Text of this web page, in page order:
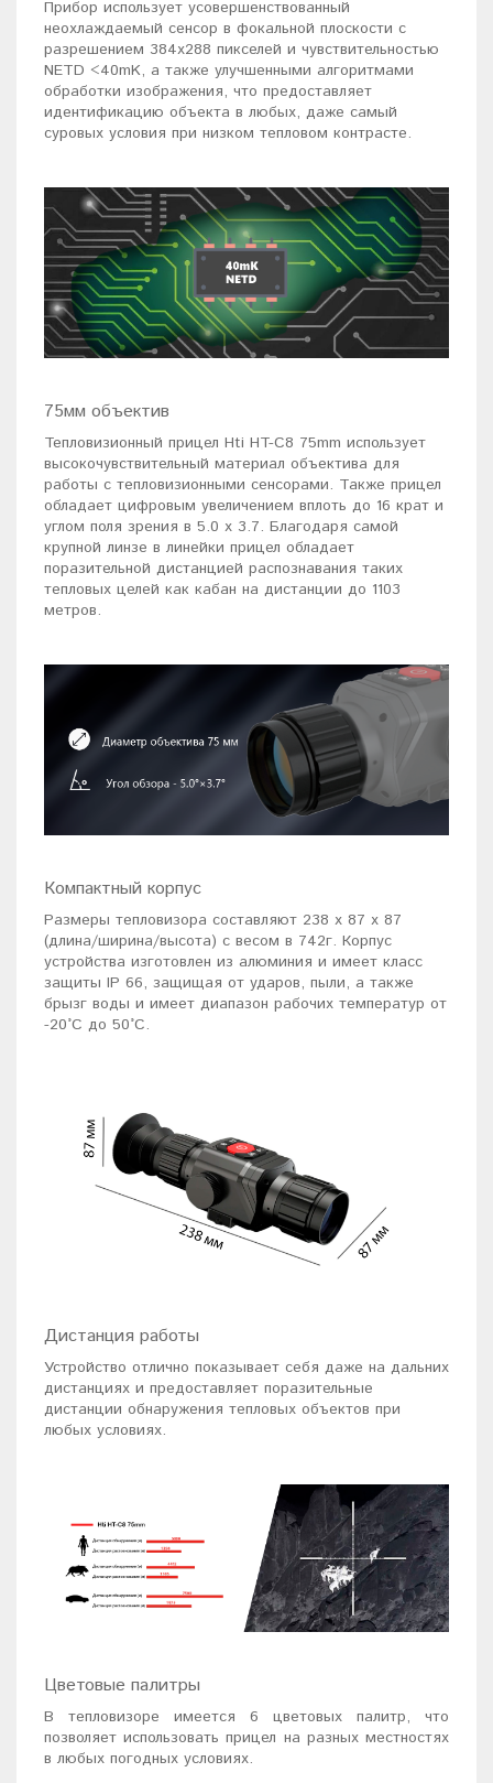
Прибор использует усовершенствованный
неохлаждаемый сенсор в фокальной плоскости с
разрешением 384х288 пикселей и чувствительностью
NETD <40mK, а также улучшенными алгоритмами
обработки изображения, что предоставляет
идентификацию объекта в любых, даже самый
суровых условия при низком тепловом контрасте.
75мм объектив
Тепловизионный прицел Hti HT-C8 75mm использует
высокочувствительный материал объектива для
работы с тепловизионными сенсорами. Также прицел
обладает цифровым увеличением вплоть до 16 крат и
углом поля зрения в 5.0 х 3.7. Благодаря самой
крупной линзе в линейки прицел обладает
поразительной дистанцией распознавания таких
тепловых целей как кабан на дистанции до 1103
метров.
Компактный корпус
Размеры тепловизора составляют 238 х 87 х 87
(длина/ширина/высота) с весом в 742г. Корпус
устройства изготовлен из алюминия и имеет класс
защиты IP 66, защищая от ударов, пыли, а также
брызг воды и имеет диапазон рабочих температур от
-20°C до 50°C.
Дистанция работы
Устройство отлично показывает себя даже на дальних
дистанциях и предоставляет поразительные
дистанции обнаружения тепловых объектов при
любых условиях.
Цветовые палитры
В тепловизоре имеется 6 цветовых палитр, что
позволяет использовать прицел на разных местностях
в любых погодных условиях.